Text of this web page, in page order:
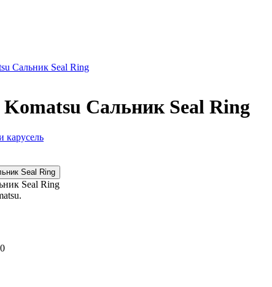
Сальник Seal Ring
Komatsu Сальник Seal Ring
карусель
Seal Ring